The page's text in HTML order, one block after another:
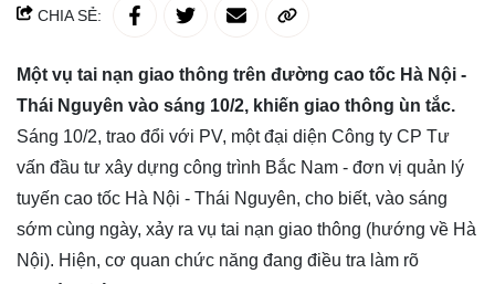
CHIA SẺ:
Một vụ tai nạn giao thông trên đường cao tốc Hà Nội -
Thái Nguyên vào sáng 10/2, khiến giao thông ùn tắc.
Sáng 10/2, trao đổi với PV, một đại diện Công ty CP Tư
vấn đầu tư xây dựng công trình Bắc Nam - đơn vị quản lý
tuyến cao tốc Hà Nội - Thái Nguyên, cho biết, vào sáng
sớm cùng ngày, xảy ra vụ tai nạn giao thông (hướng về Hà
Nội). Hiện, cơ quan chức năng đang điều tra làm rõ